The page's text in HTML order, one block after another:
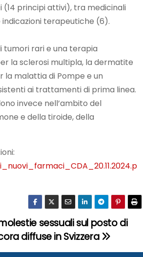
(14 principi attivi), tra medicinali
terapeutiche (6).
tumori rari e una terapia
la sclerosi multipla, la dermatite
la malattia di Pompe e un
ai trattamenti di prima linea.
invece nell’ambito del
e della tiroide, della
sessuali sul posto di
diffuse in Svizzera